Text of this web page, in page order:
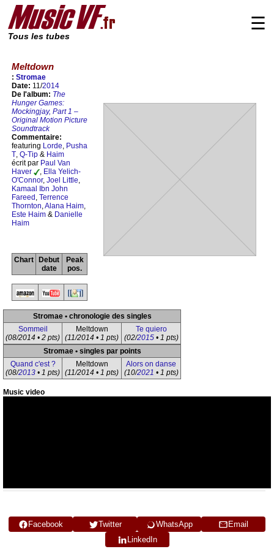
Tous les tubes
☰
Meltdown
: Stromae
Date: 11/2014
De l'album: The
Hunger Games:
Mockingjay, Part 1 –
Original Motion Picture
Soundtrack
Commentaire:
featuring Lorde, Pusha
T, Q-Tip & Haim
écrit par Paul Van
Haver
, Ella Yelich-
O'Connor, Joel Little,
Kamaal Ibn John
Fareed , Terrence
Thornton,Alana Haim,
Este Haim & Danielle
Haim
Chart
Debut
date
Peak
pos.
Stromae • chronologie des singles
Sommeil
(08/2014 • 2 pts)
Meltdown
(11/2014 • 1 pts)
Te quiero
(02/2015• 1 pts)
Stromae • singles par points
Quand c'est ?
(08/2013 • 1 pts)
Meltdown
(11/2014 • 1 pts)
Alors on danse
(10/2021 • 1 pts)
Music video
Facebook Twitter WhatsApp
Email
LinkedIn